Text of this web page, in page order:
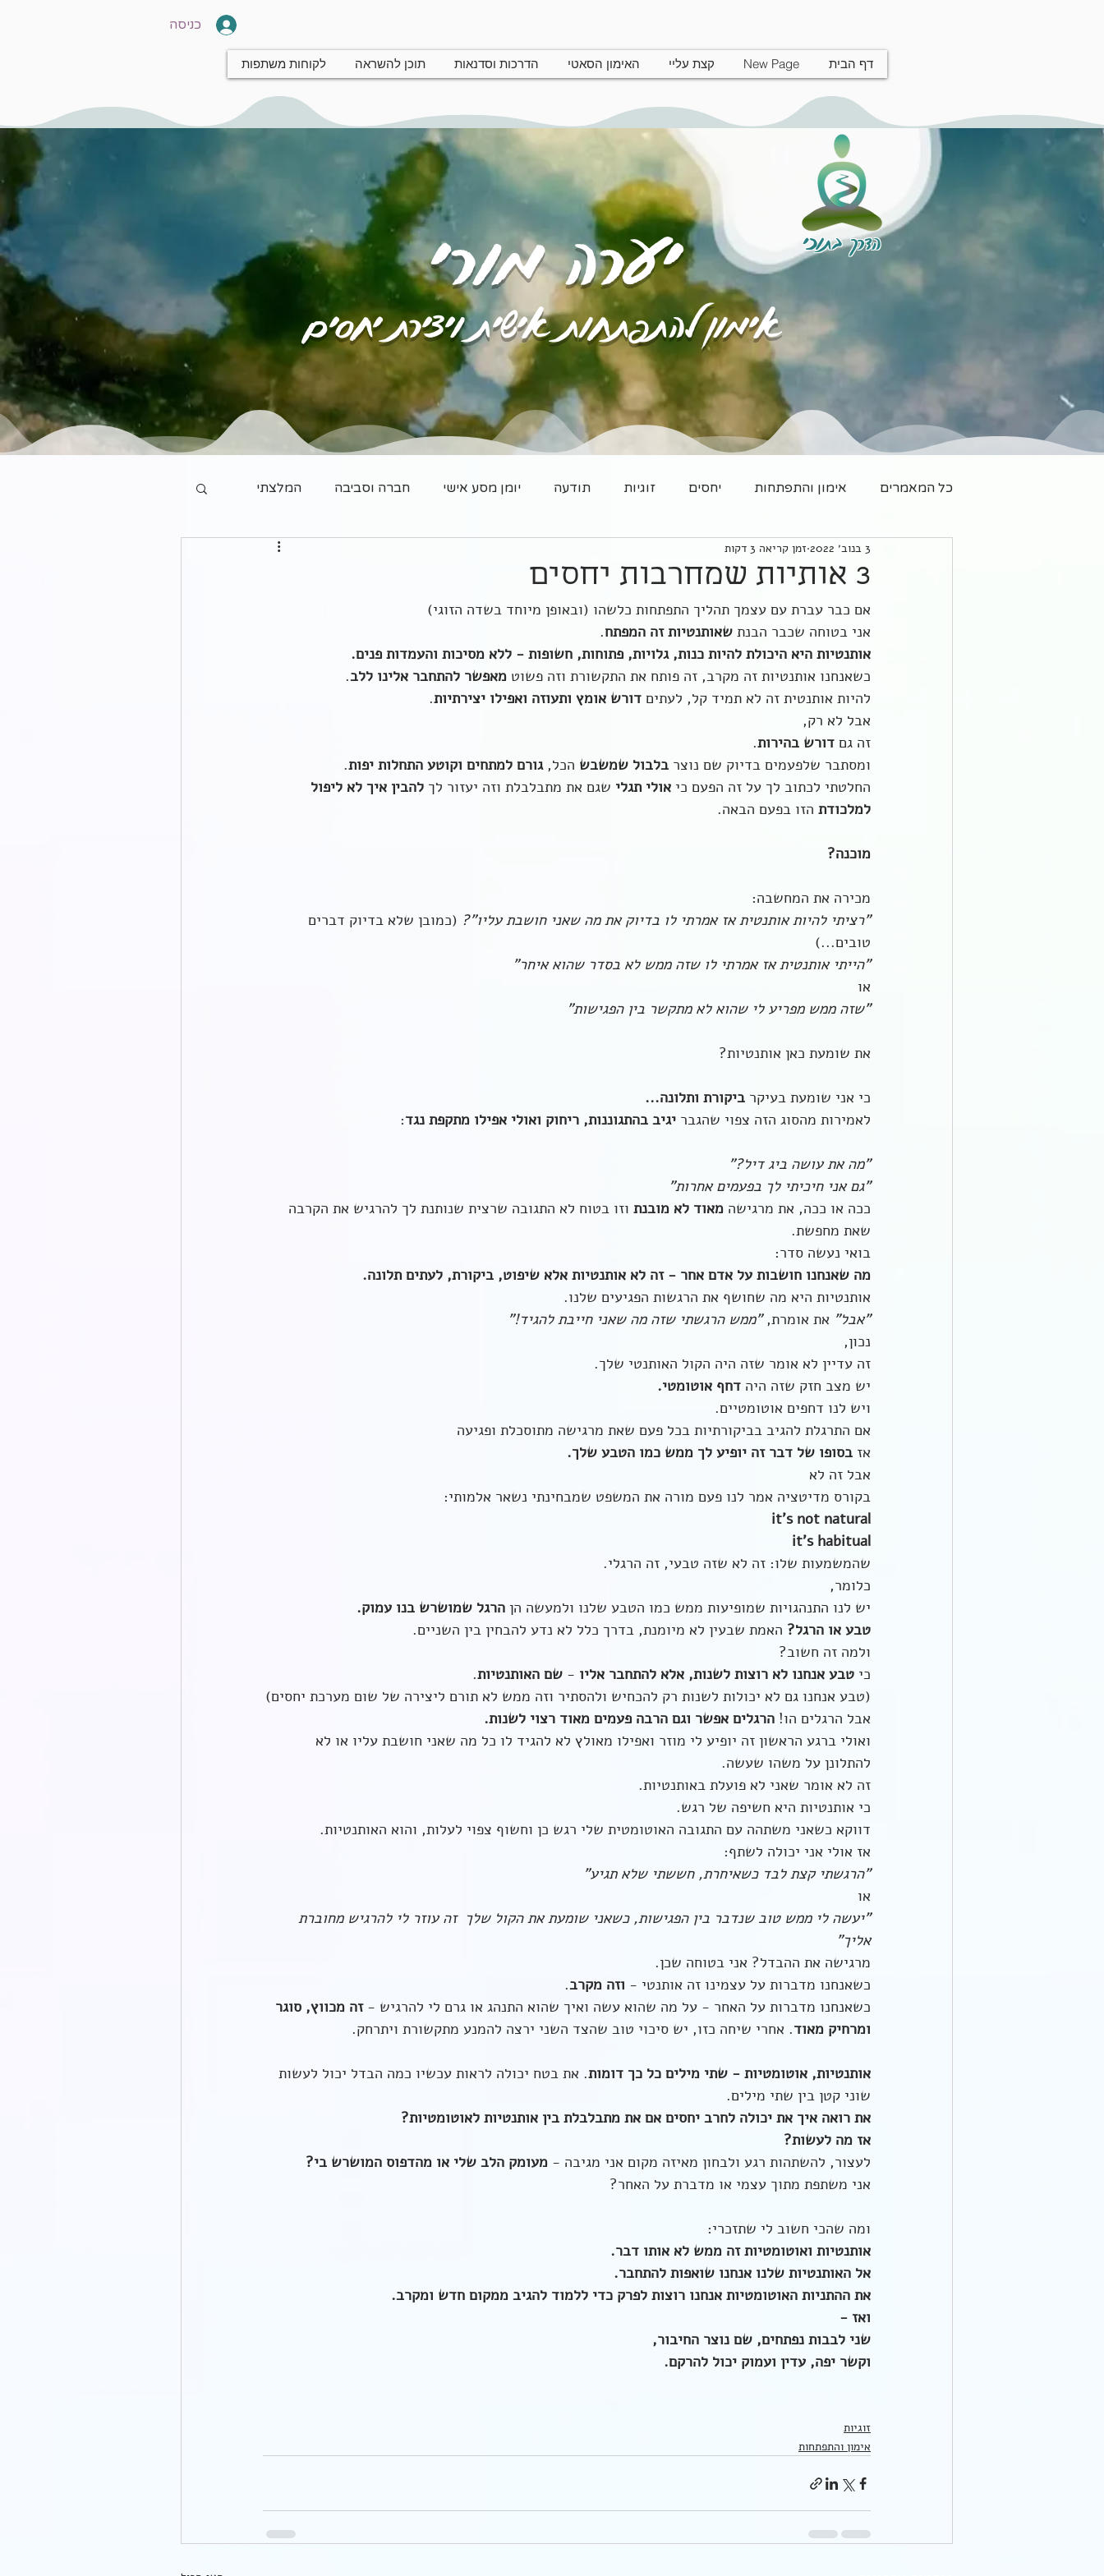
כניסה
דף הבית New Page קצת עליי האימון הסאטי הדרכות וסדנאות תוכן להשראה לקוחות משתפות
הדרך בתוכי
אימון להתפתחות אישית ויצירת יחסים
יערה מורי
כל המאמרים אימון והתפתחות יחסים זוגיות תודעה יומן מסע אישי חברה וסביבה המלצתי
משפחה חדשה יוגה
3 אותיות שמחרבות יחסים
3 בנוב׳ 2022 זמן קריאה 3 דקות
אם כבר עברת עם עצמך תהליך התפתחות כלשהו (ובאופן מיוחד בשדה הזוגי)
אני בטוחה שכבר הבנת שאותנטיות זה המפתח.
אותנטיות היא היכולת להיות כנות, גלויות, פתוחות, חשופות - ללא מסיכות והעמדות פנים.
כשאנחנו אותנטיות זה מקרב, זה פותח את התקשורת וזה פשוט מאפשר להתחבר אלינו ללב.
להיות אותנטית זה לא תמיד קל, לעתים דורש אומץ ותעוזה ואפילו יצירתיות.
אבל לא רק,
זה גם דורש בהירות.
ומסתבר שלפעמים בדיוק שם נוצר בלבול שמשבש הכל, גורם למתחים וקוטע התחלות יפות.
החלטתי לכתוב לך על זה הפעם כי אולי תגלי שגם את מתבלבלת וזה יעזור לך להבין איך לא ליפול
למלכודת הזו בפעם הבאה.
מוכנה?
מכירה את המחשבה:
"רציתי להיות אותנטית אז אמרתי לו בדיוק את מה שאני חושבת עליו"? (כמובן שלא בדיוק דברים
טובים...)
"הייתי אותנטית אז אמרתי לו שזה ממש לא בסדר שהוא איחר"
או
"שזה ממש מפריע לי שהוא לא מתקשר בין הפגישות"
את שומעת כאן אותנטיות?
כי אני שומעת בעיקר ביקורת ותלונה...
לאמירות מהסוג הזה צפוי שהגבר יגיב בהתגוננות, ריחוק ואולי אפילו מתקפת נגד:
"מה את עושה ביג דיל?"
"גם אני חיכיתי לך בפעמים אחרות"
ככה או ככה, את מרגישה מאוד לא מובנת וזו בטוח לא התגובה שרצית שנותנת לך להרגיש את הקרבה
שאת מחפשת.
בואי נעשה סדר:
מה שאנחנו חושבות על אדם אחר - זה לא אותנטיות אלא שיפוט, ביקורת, לעתים תלונה.
אותנטיות היא מה שחושף את הרגשות הפגיעים שלנו.
"אבל" את אומרת, "ממש הרגשתי שזה מה שאני חייבת להגיד!"
נכון,
זה עדיין לא אומר שזה היה הקול האותנטי שלך.
יש מצב חזק שזה היה דחף אוטומטי.
ויש לנו דחפים אוטומטיים.
אם התרגלת להגיב בביקורתיות בכל פעם שאת מרגישה מתוסכלת ופגיעה
אז בסופו של דבר זה יופיע לך ממש כמו הטבע שלך.
אבל זה לא
בקורס מדיטציה אמר לנו פעם מורה את המשפט שמבחינתי נשאר אלמותי:
it's not natural
it's habitual
שהמשמעות שלו: זה לא שזה טבעי, זה הרגלי.
כלומר,
יש לנו התנהגויות שמופיעות ממש כמו הטבע שלנו ולמעשה הן הרגל שמושרש בנו עמוק.
טבע או הרגל? האמת שבעין לא מיומנת, בדרך כלל לא נדע להבחין בין השניים.
ולמה זה חשוב?
כי טבע אנחנו לא רוצות לשנות, אלא להתחבר אליו - שם האותנטיות.
(טבע אנחנו גם לא יכולות לשנות רק להכחיש ולהסתיר וזה ממש לא תורם ליצירה של שום מערכת יחסים)
אבל הרגלים הו! הרגלים אפשר וגם הרבה פעמים מאוד רצוי לשנות.
ואולי ברגע הראשון זה יופיע לי מוזר ואפילו מאולץ לא להגיד לו כל מה שאני חושבת עליו או לא
להתלונן על משהו שעשה.
זה לא אומר שאני לא פועלת באותנטיות.
כי אותנטיות היא חשיפה של רגש.
דווקא כשאני משתהה עם התגובה האוטומטית שלי רגש כן וחשוף צפוי לעלות, והוא האותנטיות.
אז אולי אני יכולה לשתף:
"הרגשתי קצת לבד כשאיחרת, חששתי שלא תגיע"
או
"יעשה לי ממש טוב שנדבר בין הפגישות, כשאני שומעת את הקול שלך  זה עוזר לי להרגיש מחוברת
אליך"
מרגישה את ההבדל? אני בטוחה שכן.
כשאנחנו מדברות על עצמינו זה אותנטי - וזה מקרב.
כשאנחנו מדברות על האחר - על מה שהוא עשה ואיך שהוא התנהג או גרם לי להרגיש - זה מכווץ, סוגר
ומרחיק מאוד. אחרי שיחה כזו, יש סיכוי טוב שהצד השני ירצה להמנע מתקשורת ויתרחק.
אותנטיות, אוטומטיות - שתי מילים כל כך דומות. את בטח יכולה לראות עכשיו כמה הבדל יכול לעשות
שוני קטן בין שתי מילים.
את רואה איך את יכולה לחרב יחסים אם את מתבלבלת בין אותנטיות לאוטומטיות?
אז מה לעשות?
לעצור, להשתהות רגע ולבחון מאיזה מקום אני מגיבה - מעומק הלב שלי או מהדפוס המושרש בי?
אני משתפת מתוך עצמי או מדברת על האחר?
ומה שהכי חשוב לי שתזכרי:
אותנטיות ואוטומטיות זה ממש לא אותו דבר.
אל האותנטיות שלנו אנחנו שואפות להתחבר.
את ההתניות האוטומטיות אנחנו רוצות לפרק כדי ללמוד להגיב ממקום חדש ומקרב.
ואז -
שני לבבות נפתחים, שם נוצר החיבור,
וקשר יפה, עדין ועמוק יכול להרקם.
זוגיות
אימון והתפתחות